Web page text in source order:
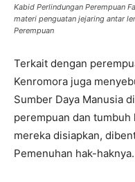
Kabid Perlindungan Perempuan
materi penguatan jejaring antar
Perempuan
Terkait dengan
Kenromora juga
Sumber Daya Manusia
perempuan dan tumbuh
mereka disiapkan,
Pemenuhan hak-haknya.